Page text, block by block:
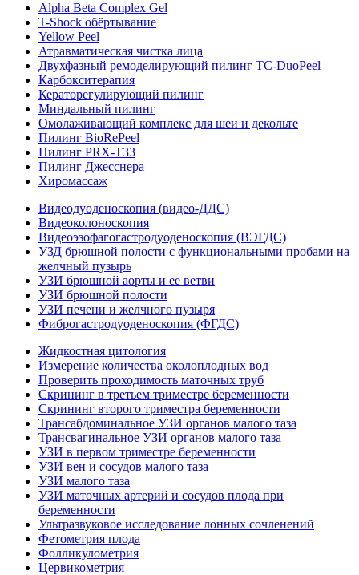
Alpha Beta Complex Gel
T-Shock обёртывание
Yellow Peel
Атравматическая чистка лица
Двухфазный ремоделирующий пилинг TC-DuoPeel
Карбокситерапия
Кераторегулирующий пилинг
Миндальный пилинг
Омолаживающий комплекс для шеи и декольте
Пилинг BioRePeel
Пилинг PRX-T33
Пилинг Джесснера
Хиромассаж
Видеодуоденоскопия (видео-ДДС)
Видеоколоноскопия
Видеоэзофагогастродуоденоскопия (ВЭГДС)
УЗД брюшной полости с функциональными пробами на
желчный пузырь
УЗИ брюшной аорты и ее ветви
УЗИ брюшной полости
УЗИ печени и желчного пузыря
Фиброгастродуоденоскопия (ФГДС)
Жидкостная цитология
Измерение количества околоплодных вод
Проверить проходимость маточных труб
Скрининг в третьем триместре беременности
Скрининг второго триместра беременности
Трансабдоминальное УЗИ органов малого таза
Трансвагинальное УЗИ органов малого таза
УЗИ в первом триместре беременности
УЗИ вен и сосудов малого таза
УЗИ малого таза
УЗИ маточных артерий и сосудов плода при
беременности
Ультразвуковое исследование лонных сочленений
Фетометрия плода
Фолликулометрия
Цервикометрия